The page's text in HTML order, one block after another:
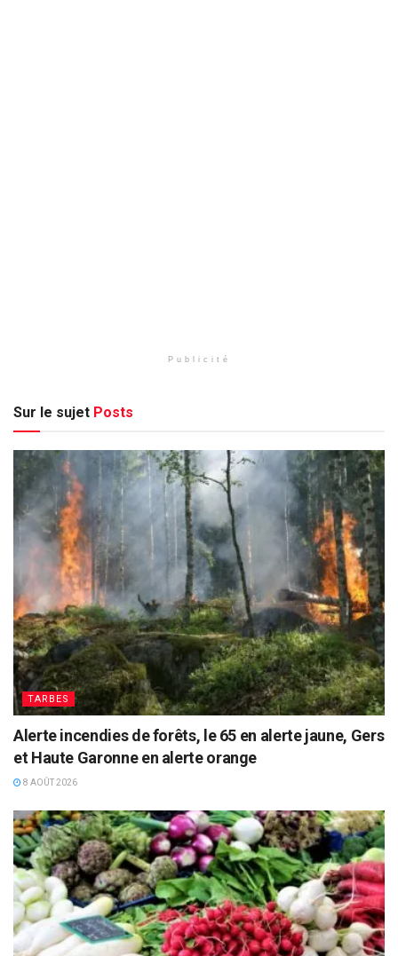
Publicité
Sur le sujet Posts
TARBES
Alerte incendies de forêts, le 65 en alerte jaune, Gers
et Haute Garonne en alerte orange
8 AOÛT 2026